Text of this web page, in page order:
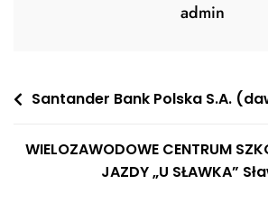
admin
Nawigacja
Santander Bank Polska S.A.
WIELOZAWODOWE CENTRUM
JAZDY „U SŁAWKA”